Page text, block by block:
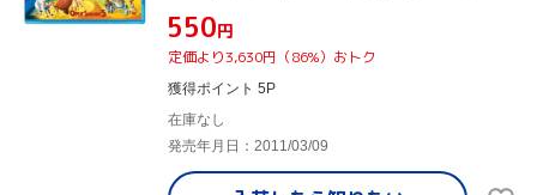
¥550円
定価より3,630円（86%）おトク
獲得ポイント 5P
在庫なし
発売年月日：2011/03/09